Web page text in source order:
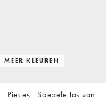
MEER KLEUREN
Pieces - Soepele tas van